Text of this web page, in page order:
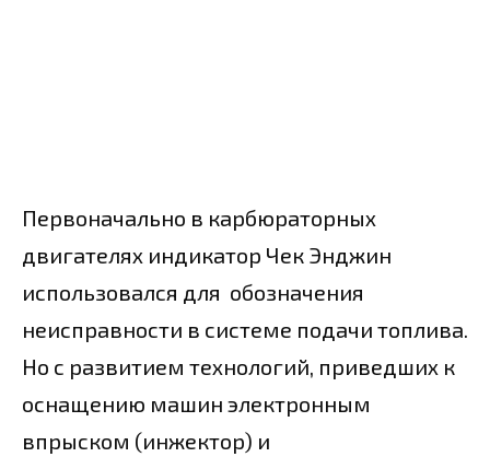
Первоначально в карбюраторных
двигателях индикатор Чек Энджин
использовался для обозначения
неисправности в системе подачи топлива.
Но с развитием технологий, приведших к
оснащению машин электронным
впрыском (инжектор) и